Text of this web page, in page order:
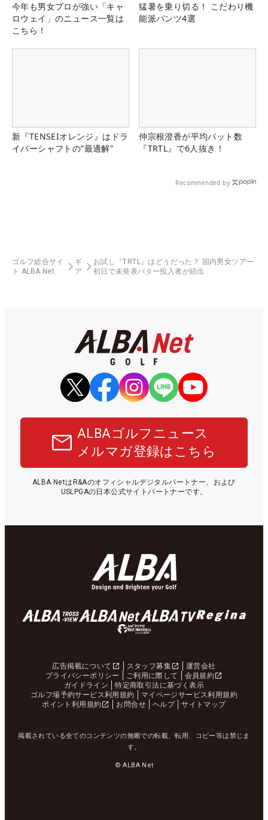
今年も男女プロが強い「キャ
ロウェイ」のニュース一覧は
こちら！
猛暑を乗り切る！ こだわり機
能派パンツ4選
新『TENSEIオレンジ』はドラ
イバーシャフトの“最適解”
仲宗根澄香が平均パット数
『TRTL』で6人抜き！
Recommended by
ゴルフ総合サイ
ト ALBA Net
ギ
ア
お試し『TRTL』はどうだった？ 国内男女ツアー
初日で未発表パター投入者が続出
ALBAゴルフニュース
メルマガ登録はこちら
ALBA NetはR&Aのオフィシャルデジタルパートナー、および
USLPGAの日本公式サイトパートナーです。
広告掲載について スタッフ募集
運営会社
プライバシーポリシー
ご利用に際して
会員規約
ガイドライン
特定商取引法に基づく表示
ゴルフ場予約サービス利用規約
マイページサービス利用規約
ポイント利用規約
お問合せ ヘルプ サイトマップ
掲載されている全てのコンテンツの無断での転載、転用、コピー等は禁じま
す。
© ALBA Net